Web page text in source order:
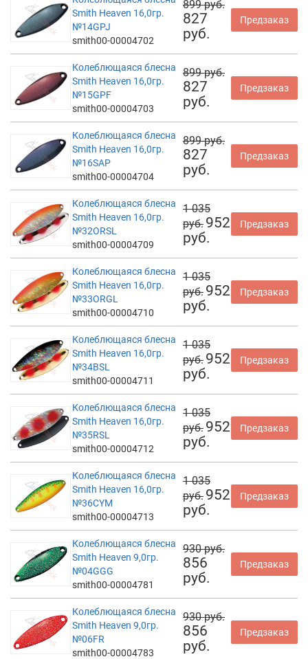
Smith Heaven 16,0гр.
№14GPJ
smith00-00004702
899 руб.
827
руб.
Предзаказ
Колеблющаяся блесна
Smith Heaven 16,0гр.
№15GPF
smith00-00004703
899 руб.
827
руб.
Предзаказ
Колеблющаяся блесна
Smith Heaven 16,0гр.
№16SAP
smith00-00004704
899 руб.
827
руб.
Предзаказ
Колеблющаяся блесна
Smith Heaven 16,0гр.
№32ORSL
smith00-00004709
1 035
руб. 952
руб.
Предзаказ
Колеблющаяся блесна
Smith Heaven 16,0гр.
№33ORGL
smith00-00004710
1 035
руб. 952
руб.
Предзаказ
Колеблющаяся блесна
Smith Heaven 16,0гр.
№34BSL
smith00-00004711
1 035
руб. 952
руб.
Предзаказ
Колеблющаяся блесна
Smith Heaven 16,0гр.
№35RSL
smith00-00004712
1 035
руб. 952
руб.
Предзаказ
Колеблющаяся блесна
Smith Heaven 16,0гр.
№36CYM
smith00-00004713
1 035
руб. 952
руб.
Предзаказ
Колеблющаяся блесна
Smith Heaven 9,0гр.
№04GGG
smith00-00004781
930 руб.
856
руб.
Предзаказ
Колеблющаяся блесна
Smith Heaven 9,0гр.
№06FR
smith00-00004783
930 руб.
856
руб.
Предзаказ